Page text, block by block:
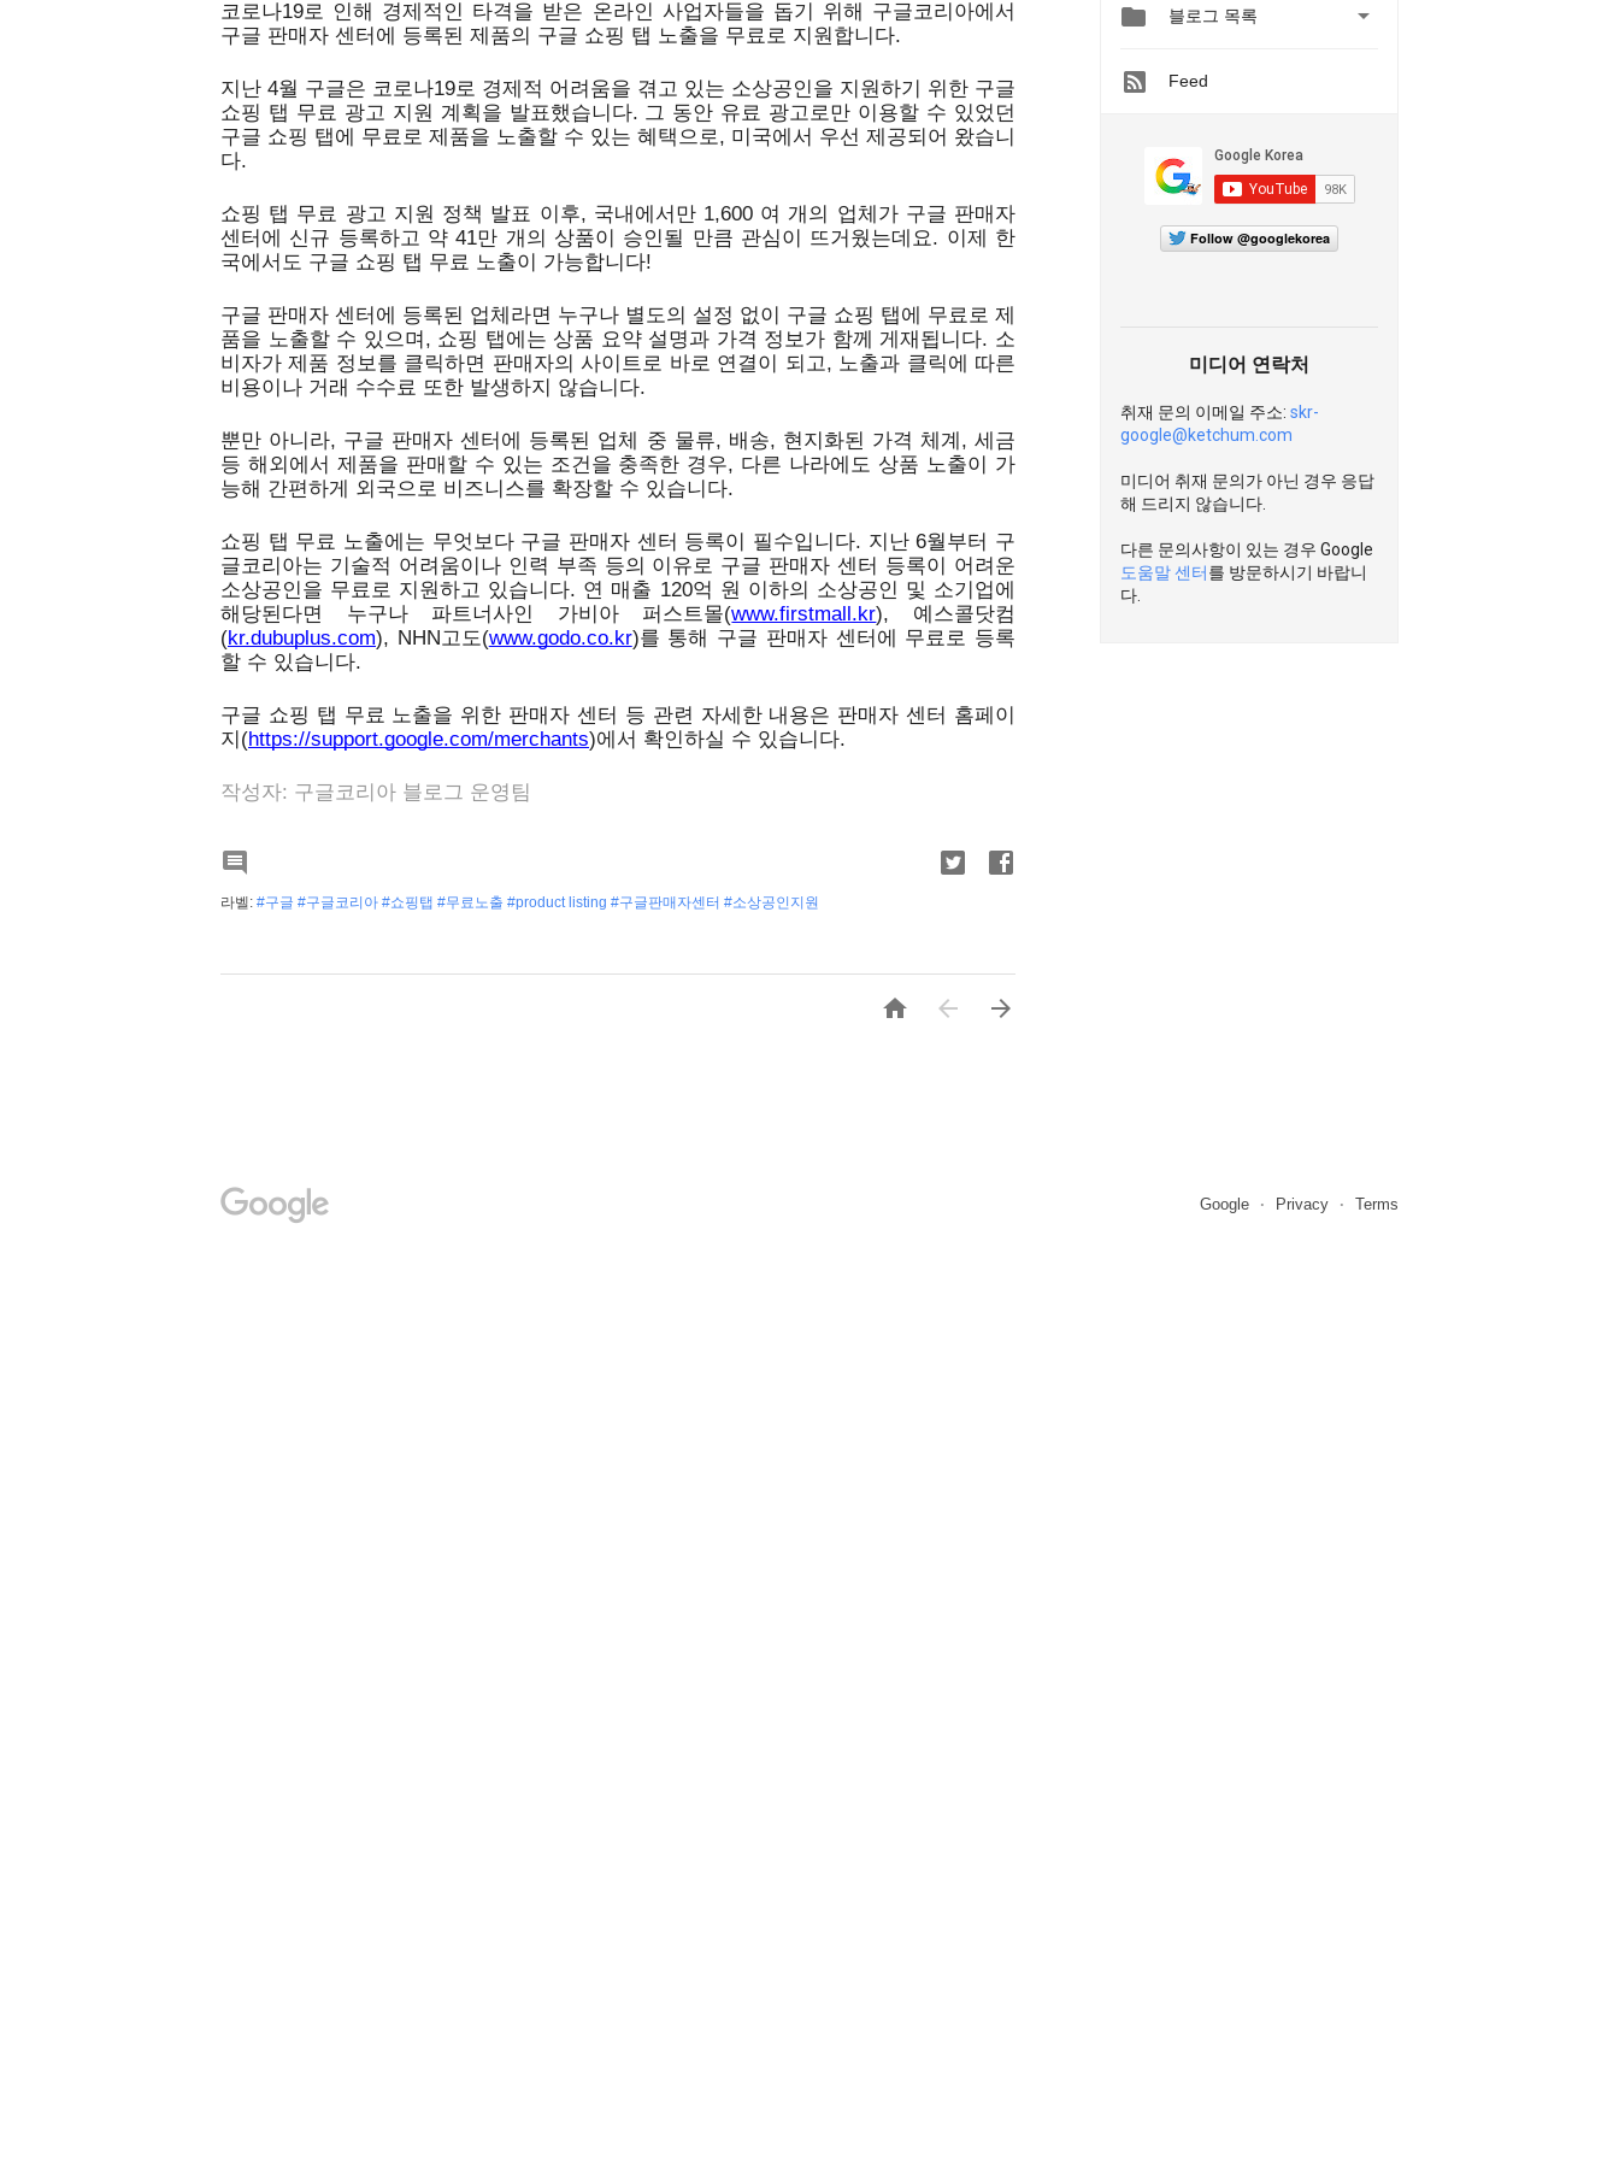
코로나19로 인해 경제적인 타격을 받은 온라인 사업자들을 돕기 위해 구글코리아에서
구글 판매자 센터에 등록된 제품의 구글 쇼핑 탭 노출을 무료로 지원합니다.
지난 4월 구글은 코로나19로 경제적 어려움을 겪고 있는 소상공인을 지원하기 위한 구글
쇼핑 탭 무료 광고 지원 계획을 발표했습니다. 그 동안 유료 광고로만 이용할 수 있었던
구글 쇼핑 탭에 무료로 제품을 노출할 수 있는 혜택으로, 미국에서 우선 제공되어 왔습니
다.
쇼핑 탭 무료 광고 지원 정책 발표 이후, 국내에서만 1,600 여 개의 업체가 구글 판매자
센터에 신규 등록하고 약 41만 개의 상품이 승인될 만큼 관심이 뜨거웠는데요. 이제 한
국에서도 구글 쇼핑 탭 무료 노출이 가능합니다!
구글 판매자 센터에 등록된 업체라면 누구나 별도의 설정 없이 구글 쇼핑 탭에 무료로 제
품을 노출할 수 있으며, 쇼핑 탭에는 상품 요약 설명과 가격 정보가 함께 게재됩니다. 소
비자가 제품 정보를 클릭하면 판매자의 사이트로 바로 연결이 되고, 노출과 클릭에 따른
비용이나 거래 수수료 또한 발생하지 않습니다.
뿐만 아니라, 구글 판매자 센터에 등록된 업체 중 물류, 배송, 현지화된 가격 체계, 세금
등 해외에서 제품을 판매할 수 있는 조건을 충족한 경우, 다른 나라에도 상품 노출이 가
능해 간편하게 외국으로 비즈니스를 확장할 수 있습니다.
쇼핑 탭 무료 노출에는 무엇보다 구글 판매자 센터 등록이 필수입니다. 지난 6월부터 구
글코리아는 기술적 어려움이나 인력 부족 등의 이유로 구글 판매자 센터 등록이 어려운
소상공인을 무료로 지원하고 있습니다. 연 매출 120억 원 이하의 소상공인 및 소기업에
해당된다면 누구나 파트너사인 가비아 퍼스트몰(www.firstmall.kr), 예스콜닷컴
(kr.dubuplus.com), NHN고도(www.godo.co.kr)를 통해 구글 판매자 센터에 무료로 등록
할 수 있습니다.
구글 쇼핑 탭 무료 노출을 위한 판매자 센터 등 관련 자세한 내용은 판매자 센터 홈페이
지(https://support.google.com/merchants)에서 확인하실 수 있습니다.
작성자: 구글코리아 블로그 운영팀

라벨: #구글 #구글코리아 #쇼핑탭 #무료노출 #product listing #구글판매자센터 #소상공인지원
  
 블로그 목록 
Feed
Follow @googlekorea
미디어 연락처
취재 문의 이메일 주소: skr-
google@ketchum.com
미디어 취재 문의가 아닌 경우 응답
해 드리지 않습니다.
다른 문의사항이 있는 경우 Google
도움말 센터를 방문하시기 바랍니
다.
Google Privacy Terms